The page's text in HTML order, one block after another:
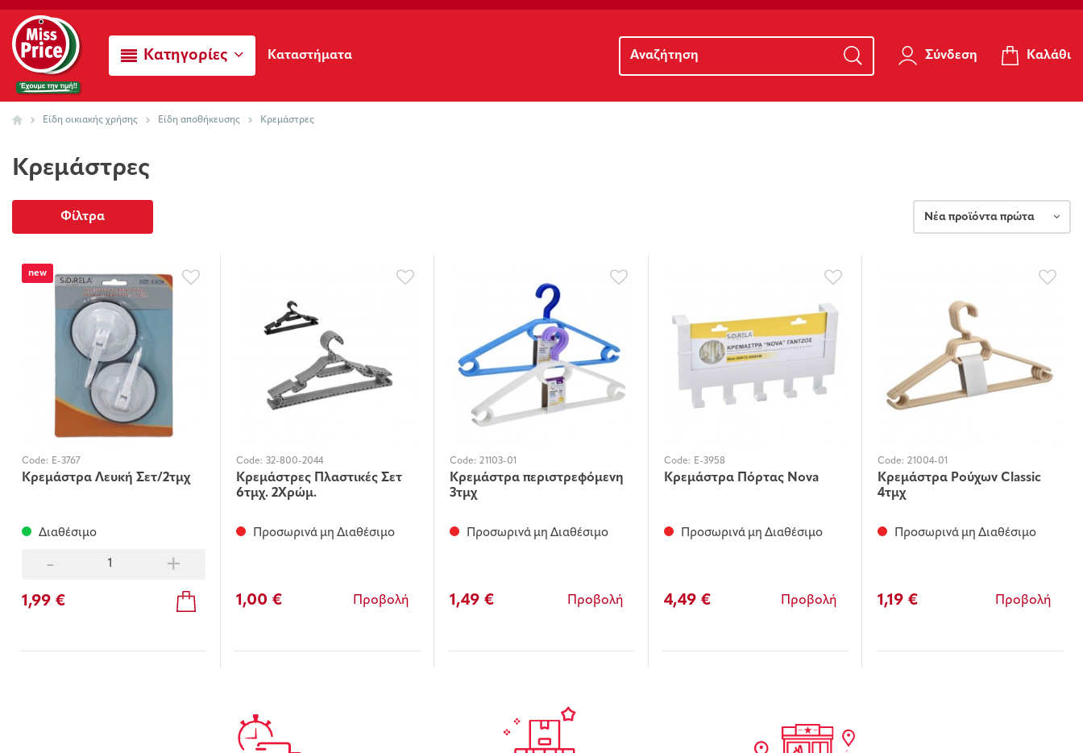
Κατηγορίες Καταστήματα Σύνδεση Καλάθι
Είδη οικιακής χρήσης Είδη αποθήκευσης Κρεμάστρες
Κρεμάστρες
Φίλτρα Νέα προϊόντα πρώτα
new
Code: E-3767
Κρεμάστρα Λευκή Σετ/2τμχ
Διαθέσιμο
- +
1,99 €
Code: 32-800-2044
Κρεμάστρες Πλαστικές Σετ
6τμχ. 2Χρώμ.
Προσωρινά μη Διαθέσιμο
1,00 € Προβολή
Code: 21103-01
Κρεμάστρα περιστρεφόμενη
3τμχ
Προσωρινά μη Διαθέσιμο
1,49 € Προβολή
Code: E-3958
Κρεμάστρα Πόρτας Nova
Προσωρινά μη Διαθέσιμο
4,49 € Προβολή
Code: 21004-01
Κρεμάστρα Ρούχων Classic
4τμχ
Προσωρινά μη Διαθέσιμο
1,19 € Προβολή